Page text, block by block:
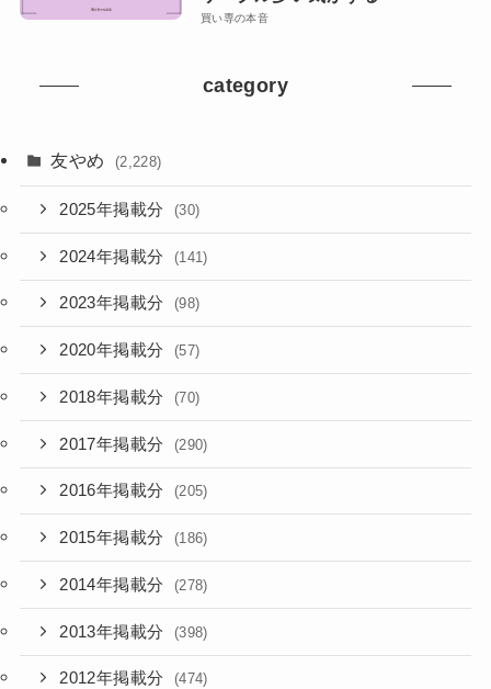
買い専の本音
category
友やめ (2,228)
2025年掲載分 (30)
2024年掲載分 (141)
2023年掲載分 (98)
2020年掲載分 (57)
2018年掲載分 (70)
2017年掲載分 (290)
2016年掲載分 (205)
2015年掲載分 (186)
2014年掲載分 (278)
2013年掲載分 (398)
2012年掲載分 (474)